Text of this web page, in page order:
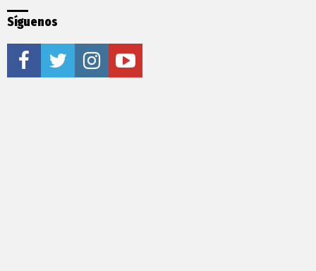
Síguenos
facebooktwitter instagramyoutube